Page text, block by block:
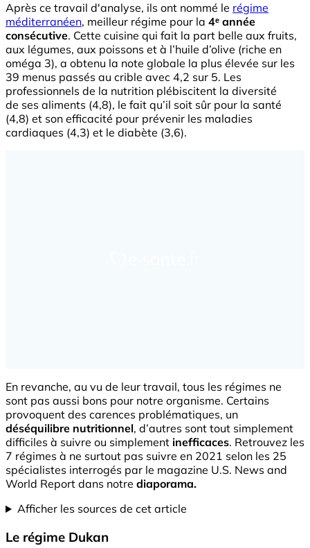
Après ce travail d'analyse, ils ont nommé le régime
méditerranéen, meilleur régime pour la 4ᵉ année
consécutive. Cette cuisine qui fait la part belle aux fruits,
aux légumes, aux poissons et à l’huile d’olive (riche en
oméga 3), a obtenu la note globale la plus élevée sur les
39 menus passés au crible avec 4,2 sur 5. Les
professionnels de la nutrition plébiscitent la diversité
de ses aliments (4,8), le fait qu’il soit sûr pour la santé
(4,8) et son efficacité pour prévenir les maladies
cardiaques (4,3) et le diabète (3,6).
En revanche, au vu de leur travail, tous les régimes ne
sont pas aussi bons pour notre organisme. Certains
provoquent des carences problématiques, un
déséquilibre nutritionnel, d’autres sont tout simplement
difficiles à suivre ou simplement inefficaces. Retrouvez les
7 régimes à ne surtout pas suivre en 2021 selon les 25
spécialistes interrogés par le magazine U.S. News and
World Report dans notre diaporama.
Afficher les sources de cet article
Le régime Dukan